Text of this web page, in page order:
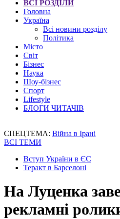
ВСІ РОЗДІЛИ
Головна
Україна
Всі новини розділу
Політика
Місто
Світ
Бізнес
Наука
Шоу-бізнес
Спорт
Lifestyle
БЛОГИ ЧИТАЧІВ
СПЕЦТЕМА: Війна в Ірані
ВСІ ТЕМИ
Вступ України в ЄС
Теракт в Барселоні
На Луценка
рекламні